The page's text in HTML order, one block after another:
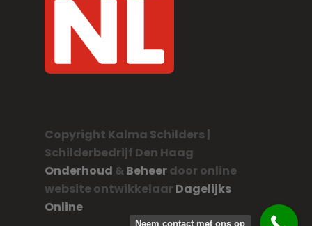
Copyright Kalma Schilders |
Schilderbedrijf Den Haag
Onderhoud &Beheerdoor online
website ontwikkelaar Dagelijks
Online
Neem contact met ons op